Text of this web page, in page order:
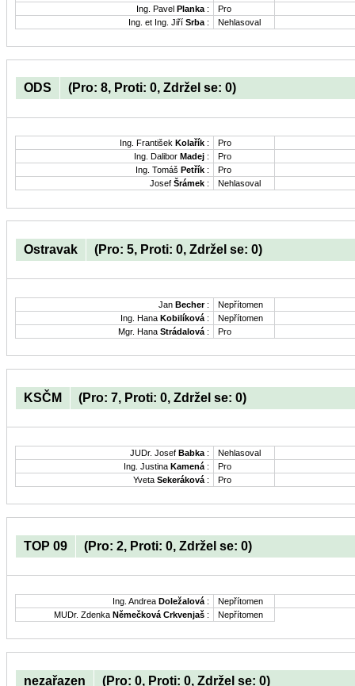
Ing. Pavel Planka :
Pro
Ing. et Ing. Jiří Srba : Nehlasoval
ODS (Pro: 8, Proti: 0, Zdržel se: 0)
Ing. František Kolařík :
Pro
Ing. Dalibor Madej :
Pro
Ing. Tomáš Petřík :
Pro
Josef Šrámek : Nehlasoval
Ostravak (Pro: 5, Proti: 0, Zdržel se: 0)
Jan Becher:
Nepřítomen
Ing. Hana Kobilíková :
Nepřítomen
Mgr. Hana Strádalová : Pro
KSČM (Pro: 7, Proti: 0, Zdržel se: 0)
JUDr. Josef Babka :
Nehlasoval
Ing. Justina Kamená :
Pro
Yveta Sekeráková : Pro
TOP 09 (Pro: 2, Proti: 0, Zdržel se: 0)
Ing. Andrea Doležalová :
Nepřítomen
MUDr. Zdenka Němečková Crkvenjaš : Nepřítomen
nezařazen (Pro: 0, Proti: 0, Zdržel se: 0)